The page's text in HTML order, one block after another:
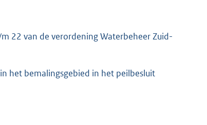
22 van de verordening Waterbeheer Zuid-
het bemalingsgebied in het peilbesluit